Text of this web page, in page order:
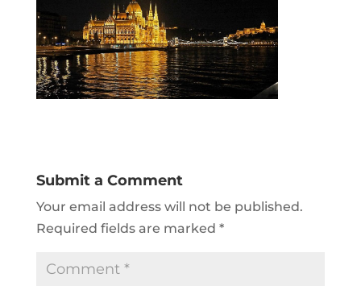
Submit a Comment
Your email address will not be published.
Required fields are marked *